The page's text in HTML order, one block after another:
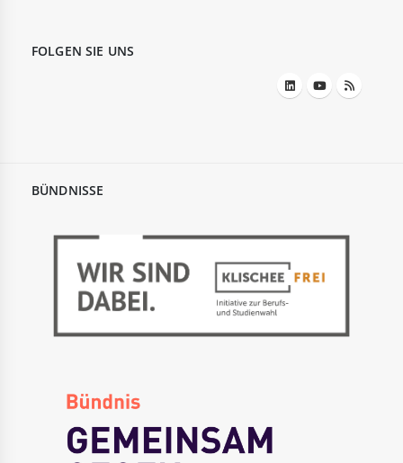
FOLGEN SIE UNS
BÜNDNISSE